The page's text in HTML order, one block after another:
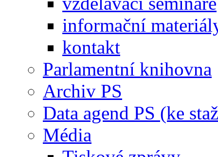
informační
kontakt
Parlamentní knihovna
Archiv PS
Data agend PS (ke
Média